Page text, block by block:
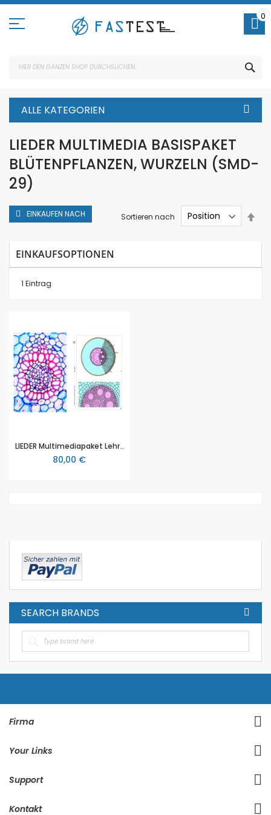
Direkt
Inhalt
0
ALLE KATEGORIEN
LIEDER MULTIMEDIA BASISPAKET
BLÜTENPFLANZEN, WURZELN (SMD-
29)
1 Eintrag
Sortieren nach
LIEDER Multimediapaket Lehrer: Blütenpflanzen Wurzeln Basissatz 6 Einheiten (LIEDER SMD-29)
80,00 €
EINKAUFEN NACH
EINKAUFSOPTIONEN
SEARCH BRANDS
Firma
Your Links
Support
Kontakt